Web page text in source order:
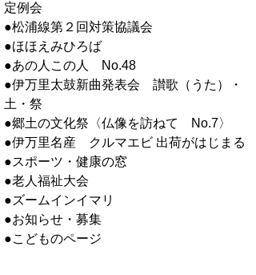
定例会
●松浦線第２回対策協議会
●ほほえみひろば
●あの人この人 No.48
●伊万里太鼓新曲発表会 讃歌（うた）・
土・祭
●郷土の文化祭〈仏像を訪ねて No.7〉
●伊万里名産 クルマエビ 出荷がはじまる
●スポーツ・健康の窓
●老人福祉大会
●ズームインイマリ
●お知らせ・募集
●こどものページ